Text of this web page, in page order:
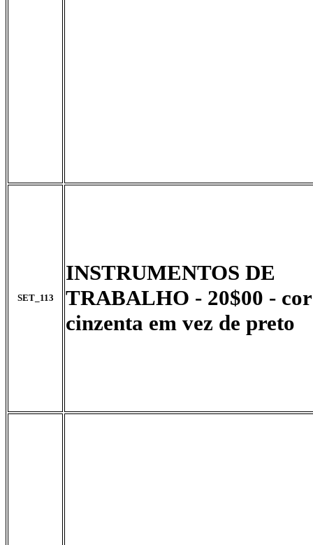
SET_113
INSTRUMENTOS DE
TRABALHO - 20$00 - cor
cinzenta em vez de preto